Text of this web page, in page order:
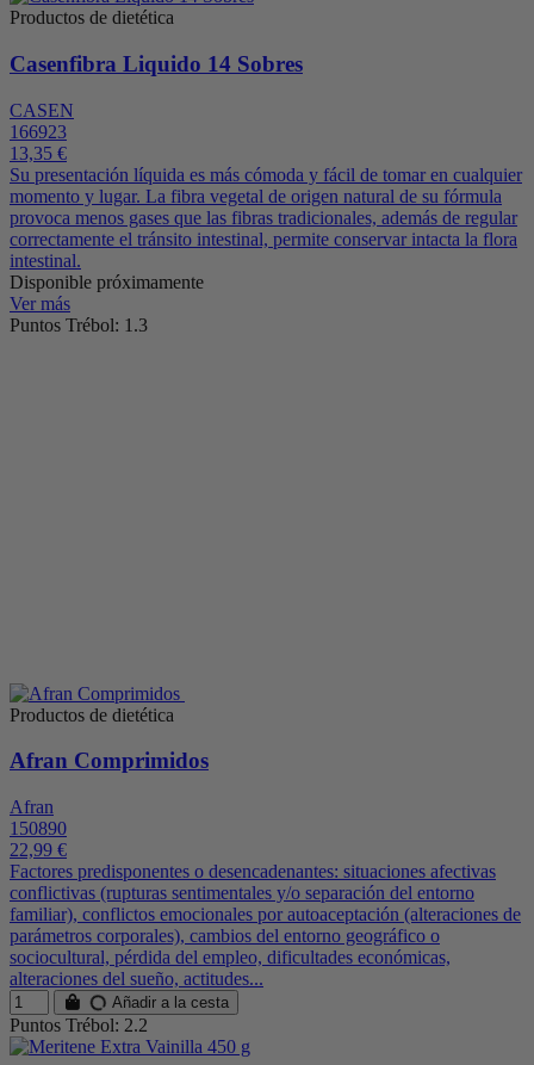
Productos de dietética
Casenfibra Liquido 14 Sobres
CASEN
166923
13,35 €
Su presentación líquida es más cómoda y fácil de tomar en cualquier
momento y lugar. La fibra vegetal de origen natural de su fórmula
provoca menos gases que las fibras tradicionales, además de regular
correctamente el tránsito intestinal, permite conservar intacta la flora
intestinal.
Disponible próximamente
Ver más
Puntos Trébol: 1.3
Productos de dietética
Afran Comprimidos
Afran
150890
22,99 €
Factores predisponentes o desencadenantes: situaciones afectivas
conflictivas (rupturas sentimentales y/o separación del entorno
familiar), conflictos emocionales por autoaceptación (alteraciones de
parámetros corporales), cambios del entorno geográfico o
sociocultural, pérdida del empleo, dificultades económicas,
alteraciones del sueño, actitudes...
Añadir a la cesta
Puntos Trébol: 2.2